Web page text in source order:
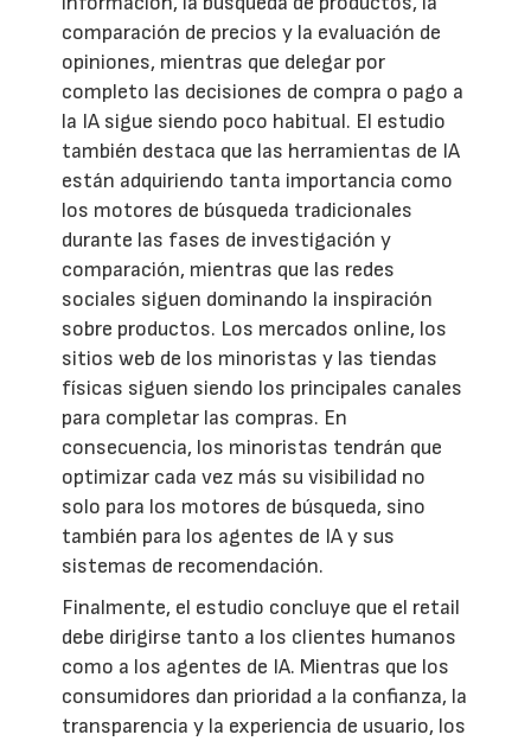
comparación de precios y la evaluación de
opiniones, mientras que delegar por
completo las decisiones de compra o pago a
la IA sigue siendo poco habitual. El estudio
también destaca que las herramientas de IA
están adquiriendo tanta importancia como
los motores de búsqueda tradicionales
durante las fases de investigación y
comparación, mientras que las redes
sociales siguen dominando la inspiración
sobre productos. Los mercados online, los
sitios web de los minoristas y las tiendas
físicas siguen siendo los principales canales
para completar las compras. En
consecuencia, los minoristas tendrán que
optimizar cada vez más su visibilidad no
solo para los motores de búsqueda, sino
también para los agentes de IA y sus
sistemas de recomendación.
Finalmente, el estudio concluye que el retail
debe dirigirse tanto a los clientes humanos
como a los agentes de IA. Mientras que los
consumidores dan prioridad a la confianza, la
transparencia y la experiencia de usuario, los